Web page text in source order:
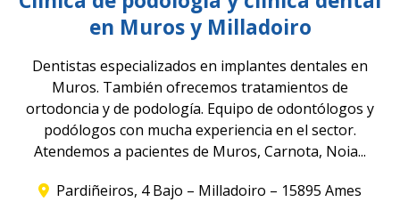
en Muros y Milladoiro
Dentistas especializados en implantes dentales en
Muros. También ofrecemos tratamientos de
ortodoncia y de podología. Equipo de odontólogos y
podólogos con mucha experiencia en el sector.
Atendemos a pacientes de Muros, Carnota, Noia...
Pardiñeiros, 4 Bajo – Milladoiro – 15895 Ames